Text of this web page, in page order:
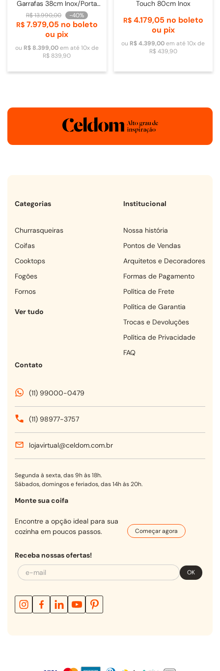
Garrafas 38cm Inox/Porta
de Vidro - 4093840009
R$13.990,00 -40%
R$ 7.979,05 no boleto
ou pix
ou R$ 8.399,00em até10x de
R$ 839,90
Touch 80cm Inox
R$ 4.179,05 no boleto
ou pix
ou R$ 4.399,00em até10x de
R$ 439,90
Categorias
churrasqueiras
coifas
cooktops
fogões
fornos
Ver tudo
Institucional
Nossa história
Pontos de Vendas
Arquitetos e Decoradores
Formas de Pagamento
Política de Frete
Política de Garantia
Trocas e Devoluções
Política de Privacidade
FAQ
Contato
(11) 99000-0479
(11) 98977-3757
lojavirtual@celdom.com.br
Segunda à sexta, das 9h às 18h.
Sábados, domingos e feriados, das 14h às 20h.
Monte sua coifa
Encontre a opção ideal para sua
cozinha em poucos passos.
Começar agora
Receba nossas ofertas!
OK